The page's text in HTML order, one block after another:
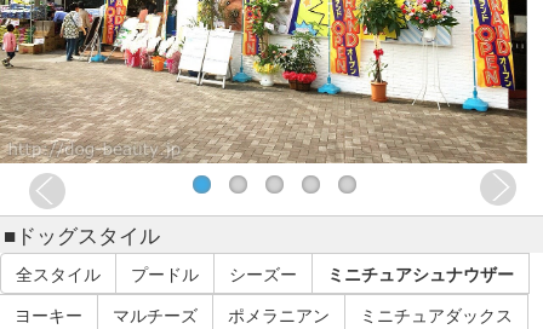
■ドッグスタイル
全スタイル プードル シーズー
ミニチュアシュナウザー
ヨーキー
マルチーズ ポメラニアン
ミニチュアダックス